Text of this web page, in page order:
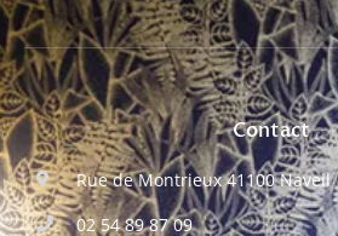
Contact
Rue de Montrieux 41100 Naveil
02 54 89 87 09